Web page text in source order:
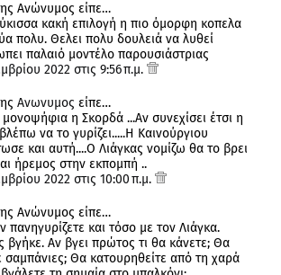
Ανώνυμος είπε…
κακή επιλογή η πιο όμορφη κοπελα
πολυ. Θελει πολυ δουλειά να λυθεί
παλαιό μοντέλο παρουσιάστριας
2022 στις 9:56 π.μ.
Ανωνυμος είπε…
μονοψήφια η Σκορδά ...Αν συνεχίσει έτσι η
να το γυρίζει.....Η Καινούργιου
και αυτή....Ο Λιάγκας νομίζω θα το βρει
ήρεμος στην εκπομπή ..
2022 στις 10:00 π.μ.
Ανώνυμος είπε…
πανηγυρίζετε και τόσο με τον Λιάγκα.
βγήκε. Αν βγει πρώτος τι θα κάνετε; Θα
σαμπάνιες; Θα κατουρηθείτε από τη χαρά